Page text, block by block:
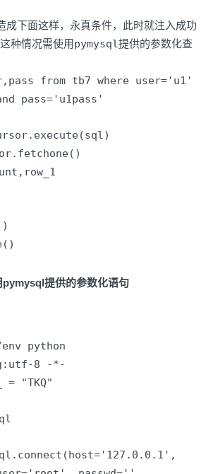
成下面这样，永真条件，此时就注入成功
种情况需使用pymysql提供的参数化查
from tb7 where user='u1'
pass='u1pass'
pymysql提供的参数化语句
python
8 -*-
= "TKQ"
='127.0.0.1' ,